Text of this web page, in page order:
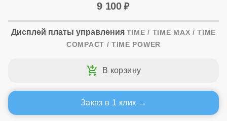
9 100
Дисплей платы управления TIME / TIME MAX / TIME
COMPACT / TIME POWER
Заказ в 1 клик